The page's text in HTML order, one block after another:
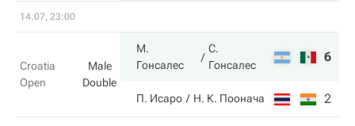
14.07, 23:00
Croatia
Open
Male
Double
М.
Гонсалес
С.
Гонсалес
6
П. Исаро Н. К. Поонача 2